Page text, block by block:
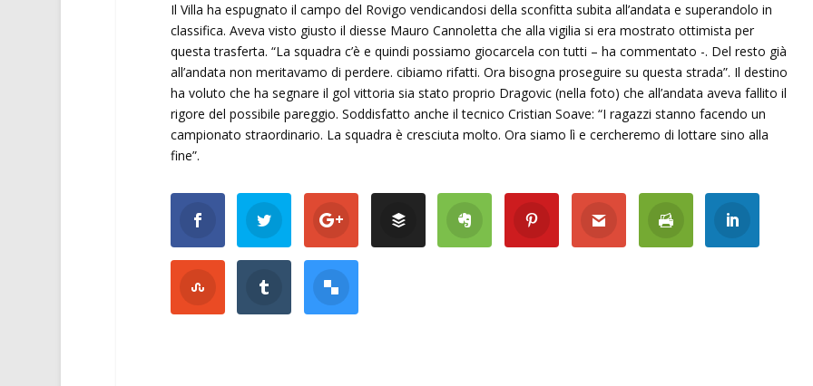
Il Villa ha espugnato il campo del Rovigo vendicandosi della sconfitta subita all’andata e superandolo in
classifica. Aveva visto giusto il diesse Mauro Cannoletta che alla vigilia si era mostrato ottimista per
questa trasferta. “La squadra c’è e quindi possiamo giocarcela con tutti – ha commentato -. Del resto già
all’andata non meritavamo di perdere. cibiamo rifatti. Ora bisogna proseguire su questa strada”. Il destino
ha voluto che ha segnare il gol vittoria sia stato proprio Dragovic (nella foto) che all’andata aveva fallito il
rigore del possibile pareggio. Soddisfatto anche il tecnico Cristian Soave: “I ragazzi stanno facendo un
campionato straordinario. La squadra è cresciuta molto. Ora siamo lì e cercheremo di lottare sino alla
fine”.